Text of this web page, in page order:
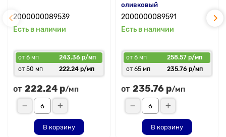
2000000089539
Есть в наличии
от 6 мп
243.36 р/мп
от 50 мп
222.24 р/мп
от 222.24 р/мп
В корзину
оливковый
2000000089591
Есть в наличии
от 6 мп
258.57 р/мп
от 65 мп
235.76 р/мп
от 235.76 р/мп
В корзину